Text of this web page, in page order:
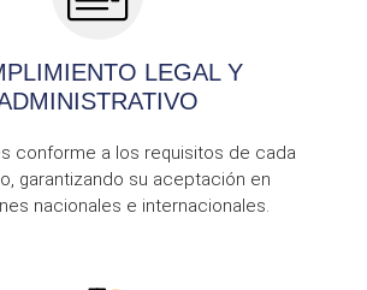
LEGAL Y
conforme a los requisitos de cada
garantizando su aceptación en
nacionales e internacionales.